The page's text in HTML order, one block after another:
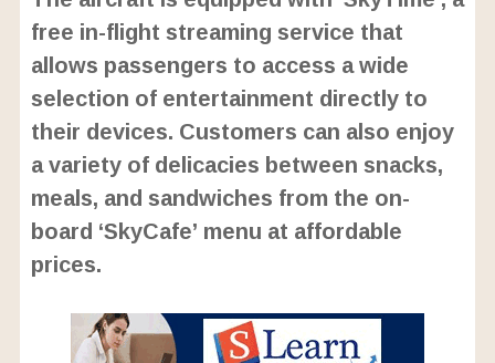
free in-flight streaming service that
allows passengers to access a wide
selection of entertainment directly to
their devices. Customers can also enjoy
a variety of delicacies between snacks,
meals, and sandwiches from the on-
board ‘SkyCafe’ menu at affordable
prices.